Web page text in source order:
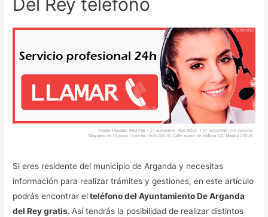
Si eres residente del municipio de Arganda y necesitas
información para realizar trámites y gestiones, en este artículo
podrás encontrar elteléfono del Ayuntamiento De Arganda
del Rey gratis.Así tendrás la posibilidad de realizar distintos